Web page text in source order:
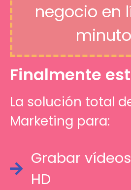
negocio en
Finalmente
La solución total
Marketing para:
Grabar
HD